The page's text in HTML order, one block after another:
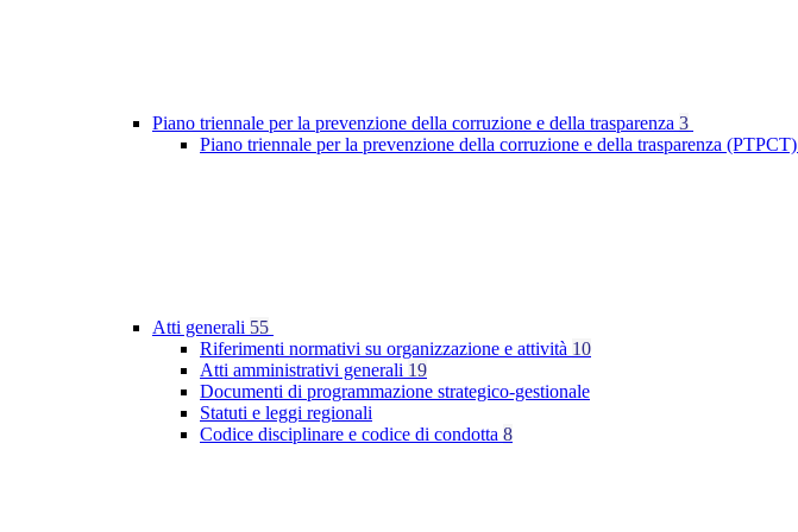
Piano triennale per la prevenzione della corruzione e della trasparenza 3
Piano triennale per la prevenzione della corruzione e della trasparenza (PTPCT)
Atti generali 55
Riferimenti normativi su organizzazione e attività 10
Atti amministrativi generali 19
Documenti di programmazione strategico-gestionale
Statuti e leggi regionali
Codice disciplinare e codice di condotta 8